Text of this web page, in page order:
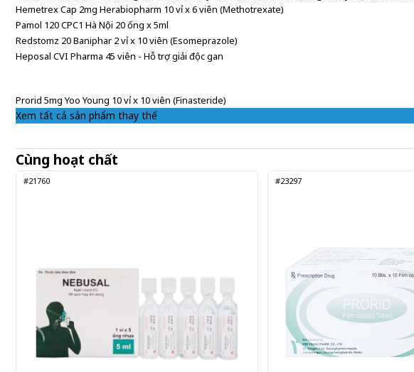
Hemetrex Cap 2mg Herabiopharm 10 vỉ x 6 viên (Methotrexate)
Pamol 120 CPC1 Hà Nội 20 ống x 5ml
Redstomz 20 Baniphar 2 vỉ x 10 viên (Esomeprazole)
Heposal CVI Pharma 45 viên - Hỗ trợ giải độc gan
Prorid 5mg Yoo Young 10 vỉ x 10 viên (Finasteride)
Xem tất cả sản phẩm thay thế
Cùng hoạt chất
#21760 #23297